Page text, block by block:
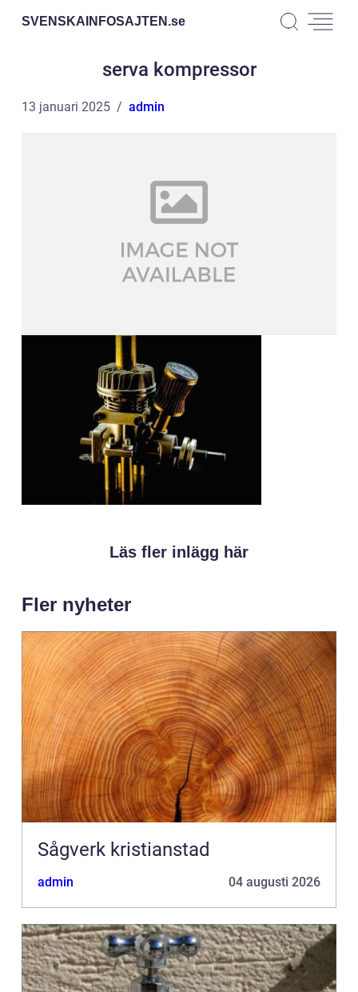
SVENSKAINFOSAJTEN.se
serva kompressor
13 januari 2025 admin
Läs fler inlägg här
Fler nyheter
Sågverk kristianstad
admin 04 augusti 2026